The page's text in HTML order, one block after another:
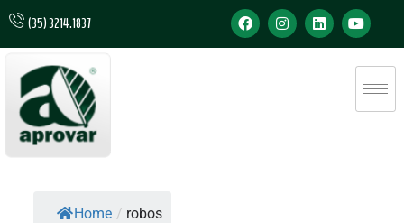
(35) 3214.1837
Home / robos